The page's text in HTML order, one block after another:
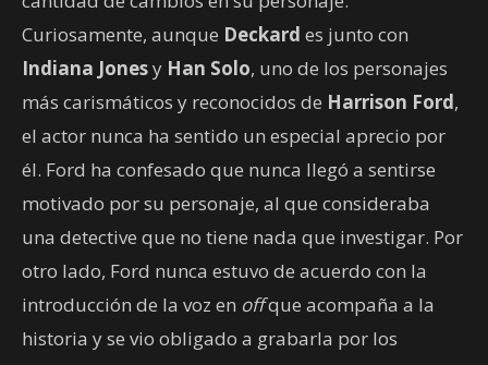
Curiosamente, aunque Deckard es junto con
Indiana Jonesy Han Solo, uno de los personajes
más carismáticos y reconocidos de Harrison Ford,
el actor nunca ha sentido un especial aprecio por
él. Ford ha confesado que nunca llegó a sentirse
motivado por su personaje, al que consideraba
una detective que no tiene nada que investigar. Por
otro lado, Ford nunca estuvo de acuerdo con la
introducción de la voz en offque acompaña a la
historia y se vio obligado a grabarla por los